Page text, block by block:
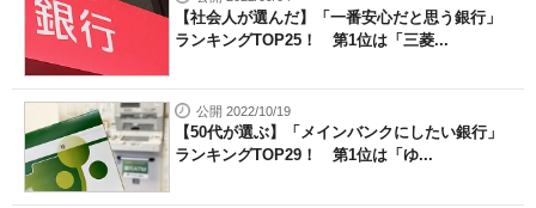
【社会人が選んだ】「一番安心だと思う銀行」
ランキングTOP25！ 第1位は「三菱...
公開 2022/10/19
【50代が選ぶ】「メインバンクにしたい銀行」
ランキングTOP29！ 第1位は「ゆ...